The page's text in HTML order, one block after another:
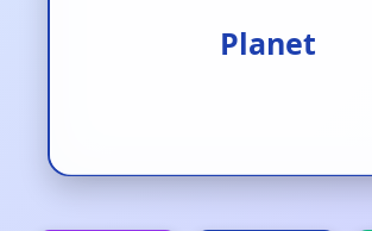
Planet
Gezegen